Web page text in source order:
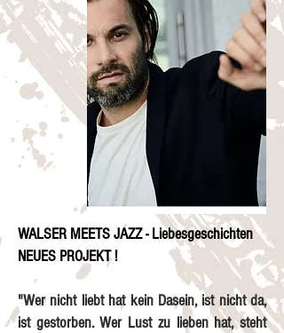
WALSER MEETS JAZZ - Liebesgeschichten
NEUES PROJEKT !
"Wer nicht liebt hat kein Dasein, ist nicht da,
ist gestorben. Wer Lust zu lieben hat, steht